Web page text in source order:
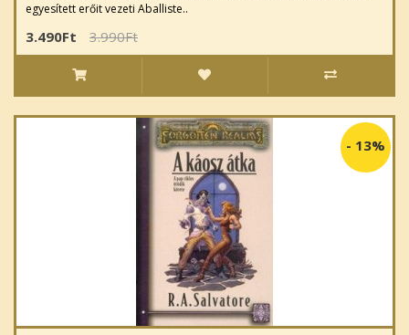
egyesített erőit vezeti Aballiste..
3.490Ft 3.990Ft
- 13%